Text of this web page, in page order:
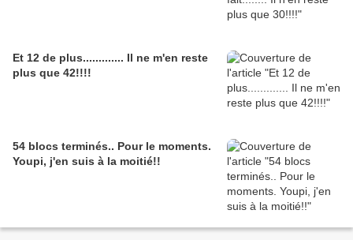
Et 12 de plus............. Il ne m'en reste
plus que 42!!!!
54 blocs terminés.. Pour le moments.
Youpi, j'en suis à la moitié!!